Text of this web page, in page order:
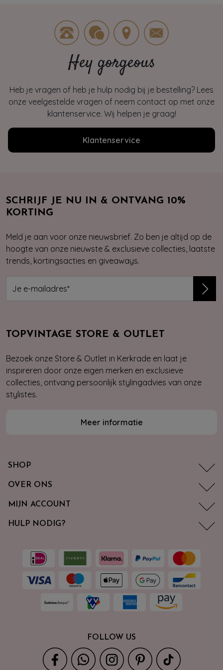
Hey gorgeous
Heb je vragen of heb je hulp nodig bij je bestelling? Lees
onze veelgestelde vragen of neem contact op met onze
klantenservice. Wij helpen je graag!
Klantenservice
SCHRIJF JE NU IN & ONTVANG 10%
KORTING
Meld je aan voor onze nieuwsbrief. Zo ben je altijd op de
hoogte van onze nieuwste & exclusieve collecties, laatste
trends, kortingsacties en giveaways.
TOPVINTAGE STORE & OUTLET
Bezoek onze Store & Outlet in Kerkrade en laat je
inspireren door onze eigen merken en exclusieve
collecties, ontvang persoonlijk stylingadvies van onze
stylistes.
Meer informatie
SHOP
OVER ONS
MIJN ACCOUNT
HULP NODIG?
FOLLOW US